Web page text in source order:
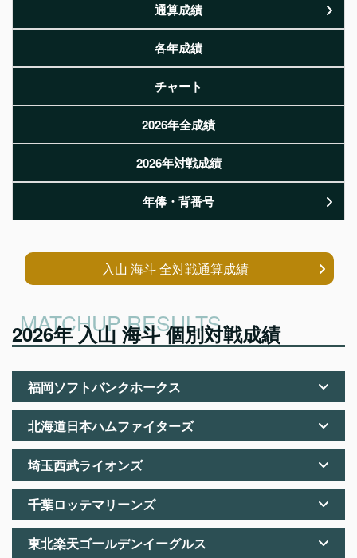
通算成績
各年成績
チャート
2026年全成績
2026年対戦成績
年俸・背番号
入山 海斗 全対戦通算成績
2026年 入山 海斗 個別対戦成績
福岡ソフトバンクホークス
北海道日本ハムファイターズ
埼玉西武ライオンズ
千葉ロッテマリーンズ
東北楽天ゴールデンイーグルス